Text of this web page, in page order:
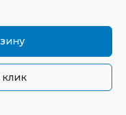
клик